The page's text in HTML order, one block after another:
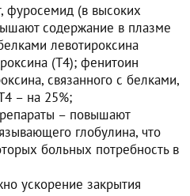
фуросемид (в высоких
содержание в плазме
левотироксина
(Т4); фенитоин
связанного с белками,
– на 25%;
– повышают
глобулина, что
больных потребность в
ускорение закрытия